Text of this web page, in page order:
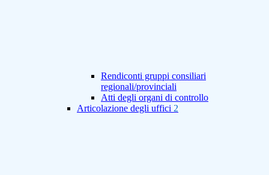
Rendiconti gruppi consiliari
regionali/provinciali
Atti degli organi di controllo
Articolazione degli uffici 2